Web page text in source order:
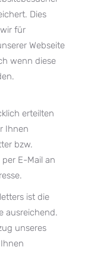
Dies
für
Webseite
wenn diese
erteilten
Ihnen
bzw.
E-Mail an
ist die
ausreichend.
unseres